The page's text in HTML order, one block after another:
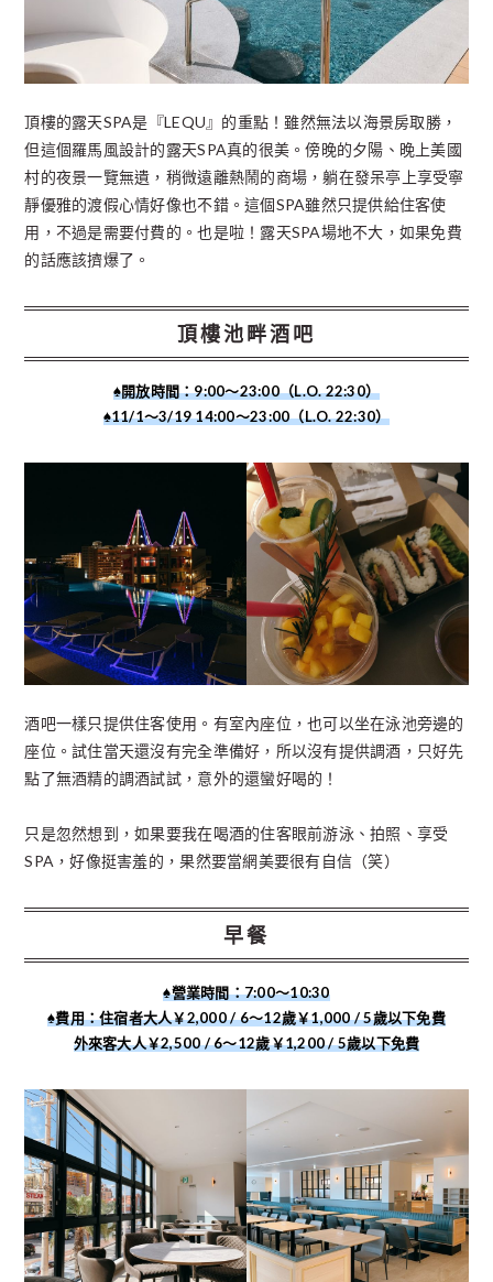
頂樓的露天SPA是『LEQU』的重點！雖然無法以海景房取勝，
但這個羅馬風設計的露天SPA真的很美。傍晚的夕陽、晚上美國
村的夜景一覽無遺，稍微遠離熱鬧的商場，躺在發呆亭上享受寧
靜優雅的渡假心情好像也不錯。這個SPA雖然只提供給住客使
用，不過是需要付費的。也是啦！露天SPA場地不大，如果免費
的話應該擠爆了。
頂樓池畔酒吧
♠︎開放時間：9:00～23:00（L.O. 22:30）
♠︎11/1～3/19 14:00～23:00（L.O. 22:30）
酒吧一樣只提供住客使用。有室內座位，也可以坐在泳池旁邊的
座位。試住當天還沒有完全準備好，所以沒有提供調酒，只好先
點了無酒精的調酒試試，意外的還蠻好喝的！
只是忽然想到，如果要我在喝酒的住客眼前游泳、拍照、享受
SPA，好像挺害羞的，果然要當網美要很有自信（笑）
早餐
♠︎營業時間：7:00～10:30
♠︎費用：住宿者大人￥2,000 / 6～12歲￥1,000 / 5歲以下免費
外來客大人￥2,500 / 6～12歲￥1,200 / 5歲以下免費